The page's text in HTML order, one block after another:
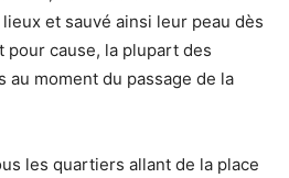
et sauvé ainsi leur peau dès
pour cause, la plupart des
au moment du passage de la
les quartiers allant de la place